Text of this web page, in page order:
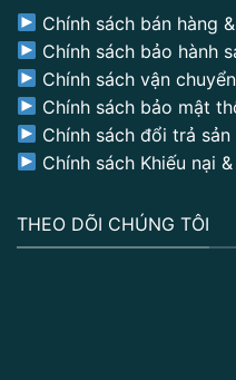
Chính sách bán hàng
Chính sách bảo hành
Chính sách vận
Chính sách bảo mật
Chính sách đổi trả sản
Chính sách Khiếu nại
THEO DÕI CHÚNG TÔI